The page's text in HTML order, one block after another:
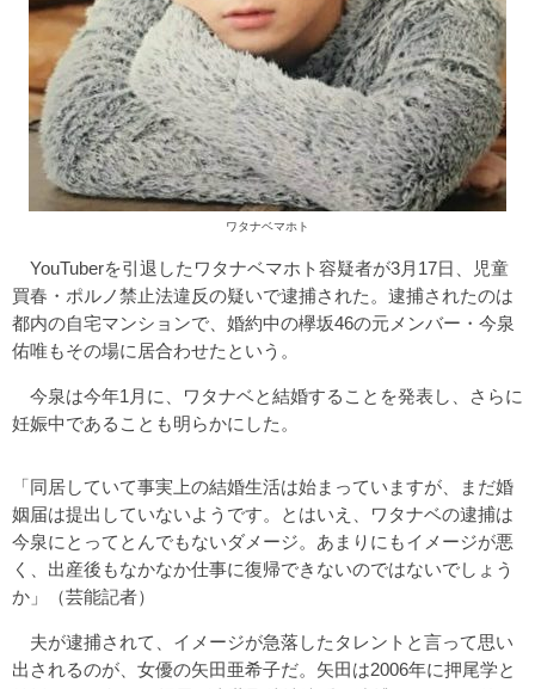
ワタナベマホト
YouTuberを引退したワタナベマホト容疑者が3月17日、児童
買春・ポルノ禁止法違反の疑いで逮捕された。逮捕されたのは
都内の自宅マンションで、婚約中の欅坂46の元メンバー・今泉
佑唯もその場に居合わせたという。
今泉は今年1月に、ワタナベと結婚することを発表し、さらに
妊娠中であることも明らかにした。
「同居していて事実上の結婚生活は始まっていますが、まだ婚
姻届は提出していないようです。とはいえ、ワタナベの逮捕は
今泉にとってとんでもないダメージ。あまりにもイメージが悪
く、出産後もなかなか仕事に復帰できないのではないでしょう
か」（芸能記者）
夫が逮捕されて、イメージが急落したタレントと言って思い
出されるのが、女優の矢田亜希子だ。矢田は2006年に押尾学と